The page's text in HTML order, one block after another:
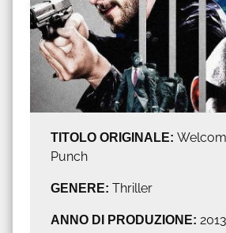
TITOLO ORIGINALE:
Punch
GENERE: Thriller
ANNO DI PRODUZIONE: 2013